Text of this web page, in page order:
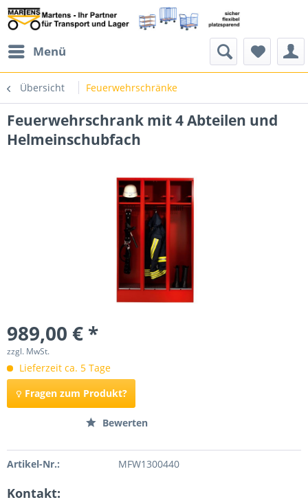
Menü
Übersicht Feuerwehrschränke
Feuerwehrschrank mit 4 Abteilen und
Helmeinschubfach
989,00 € *
zzgl. MwSt.
Lieferzeit ca. 5 Tage
Fragen zum Produkt?
Bewerten
Artikel-Nr.: MFW1300440
Kontakt: